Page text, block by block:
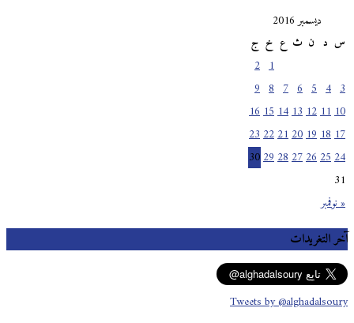
ديسمبر 2016
س
ث خ ج
« نوفمبر
10
11
12
13
14
15
16
17
18
19
20
21
22
23
24
25
26
27
28
29
30
31
آخر التغريدات
Tweets by @alghadalsoury